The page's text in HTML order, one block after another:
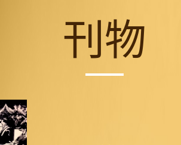
刊物